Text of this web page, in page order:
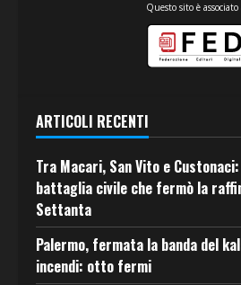
Questo sito è associato
ARTICOLI RECENTI
Tra Macari, San Vito e
battaglia civile che fermò la
Settanta
Palermo, fermata la banda del
incendi: otto fermi